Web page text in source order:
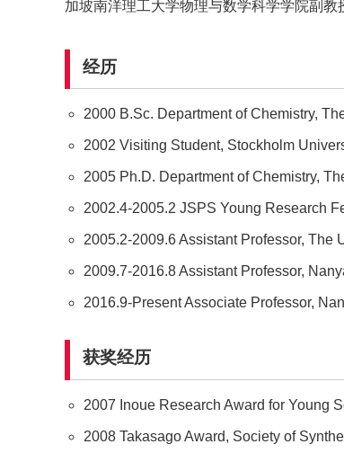
加坡南洋理工大学物理与数学科学学院副教
经历
2000 B.Sc. Department of Chemistry,
2002 Visiting Student, Stockholm
2005 Ph.D. Department of Chemistry,
2002.4-2005.2 JSPS Young Research
2005.2-2009.6 Assistant Professor, The
2009.7-2016.8 Assistant Professor,
2016.9-Present Associate Professor,
获奖经历
2007 Inoue Research Award for Young
2008 Takasago Award, Society of